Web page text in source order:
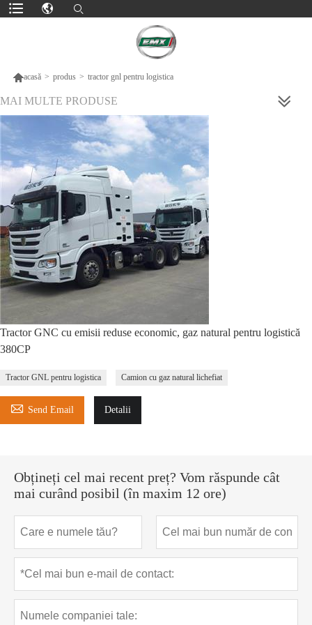
acasă > produs > tractor gnl pentru logistica
MAI MULTE PRODUSE
Tractor GNC cu emisii reduse economic, gaz natural pentru logistică
380CP
Tractor GNL pentru logistica Camion cu gaz natural lichefiat
 Send Email Detalii
Obțineți cel mai recent preț? Vom răspunde cât
mai curând posibil (în maxim 12 ore)